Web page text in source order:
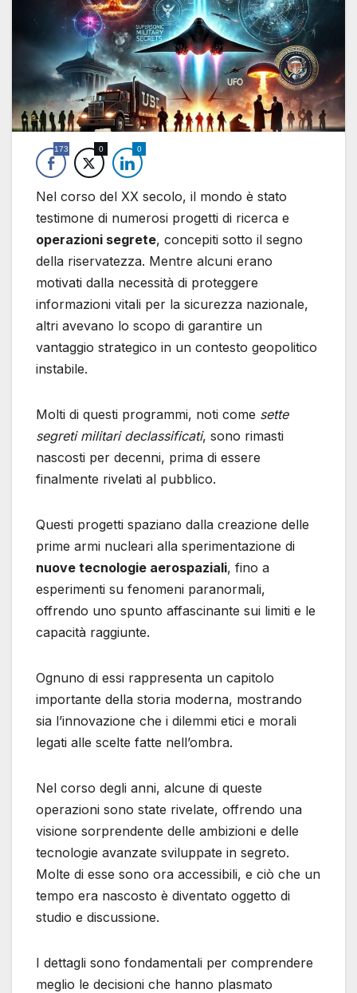
173 0 0
Nel corso del XX secolo, il mondo è stato
testimone di numerosi progetti di ricerca e
operazioni segrete, concepiti sotto il segno
della riservatezza. Mentre alcuni erano
motivati dalla necessità di proteggere
informazioni vitali per la sicurezza nazionale,
altri avevano lo scopo di garantire un
vantaggio strategico in un contesto geopolitico
instabile.
Molti di questi programmi, noti come sette
segreti militari declassificati, sono rimasti
nascosti per decenni, prima di essere
finalmente rivelati al pubblico.
Questi progetti spaziano dalla creazione delle
prime armi nucleari alla sperimentazione di
nuove tecnologie aerospaziali, fino a
esperimenti su fenomeni paranormali,
offrendo uno spunto affascinante sui limiti e le
capacità raggiunte.
Ognuno di essi rappresenta un capitolo
importante della storia moderna, mostrando
sia l’innovazione che i dilemmi etici e morali
legati alle scelte fatte nell’ombra.
Nel corso degli anni, alcune di queste
operazioni sono state rivelate, offrendo una
visione sorprendente delle ambizioni e delle
tecnologie avanzate sviluppate in segreto.
Molte di esse sono ora accessibili, e ciò che un
tempo era nascosto è diventato oggetto di
studio e discussione.
I dettagli sono fondamentali per comprendere
meglio le decisioni che hanno plasmato